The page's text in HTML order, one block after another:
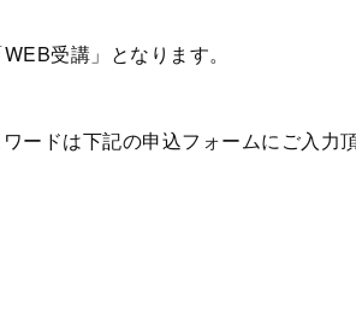
受講」となります。
ードは下記の申込フォームにご入力